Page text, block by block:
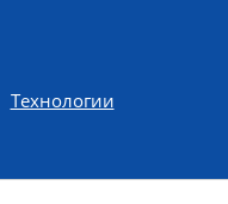
Технологии